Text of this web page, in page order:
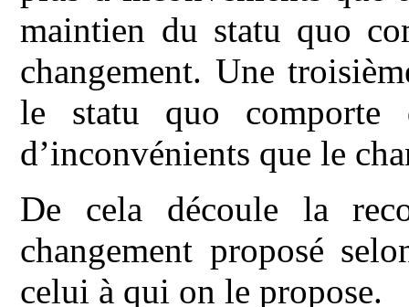
maintien du statu quo
changement. Une
le statu quo
d’inconvénients que le
De cela découle la
changement proposé
celui à qui on le propose.